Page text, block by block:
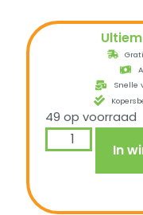
Snelle
49 op voorraad
In